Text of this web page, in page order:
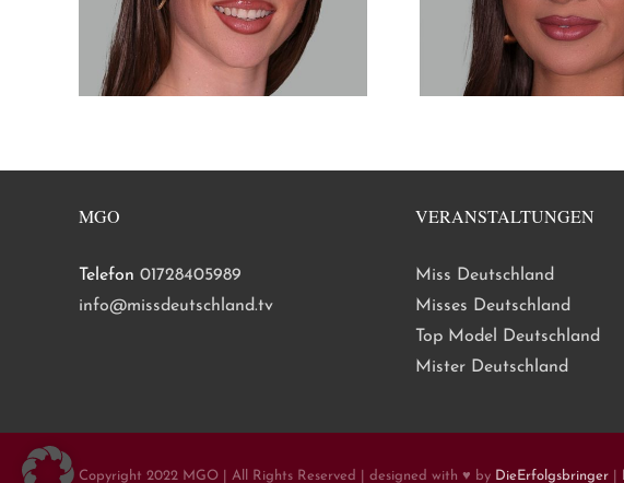
MGO
Telefon 01728405989
info@missdeutschland.tv
VERANSTALTUNGEN
Miss Deutschland
Misses Deutschland
Top Model Deutschland
Mister Deutschland
Copyright 2022 MGO | All Rights Reserved | designed with ♥ by DieErfolgsbringer